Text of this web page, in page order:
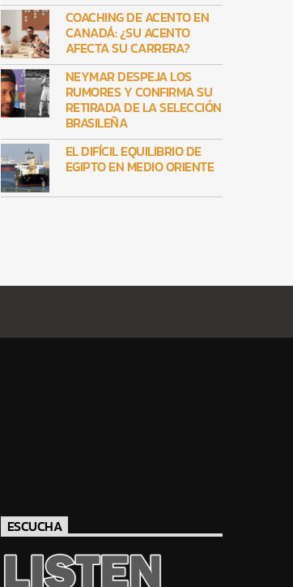
COACHING DE ACENTO EN
CANADÁ: ¿SU ACENTO
AFECTA SU CARRERA?
NEYMAR DESPEJA LOS
RUMORES Y CONFIRMA SU
RETIRADA DE LA SELECCIÓN
BRASILEÑA
EL DIFÍCIL EQUILIBRIO DE
EGIPTO EN MEDIO ORIENTE
ESCUCHA